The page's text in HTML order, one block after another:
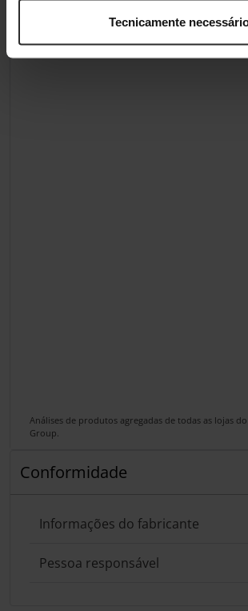
Tecnicamente
Análises de produtos agregadas de todas as lojas
Group.
Conformidade
Informações do fabricante
Pessoa responsável